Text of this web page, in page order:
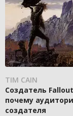
TIM CAIN
Создатель
почему
создателя